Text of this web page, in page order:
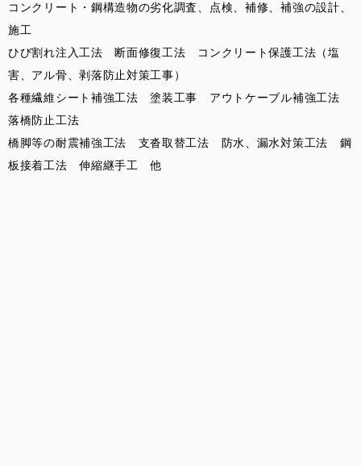
コンクリート・鋼構造物の劣化調査、点検、補修、補強の設計、
施工
ひび割れ注入工法 断面修復工法 コンクリート保護工法（塩
害、アル骨、剥落防止対策工事）
各種繊維シート補強工法 塗装工事 アウトケーブル補強工法
落橋防止工法
橋脚等の耐震補強工法 支沓取替工法 防水、漏水対策工法 鋼
板接着工法 伸縮継手工 他